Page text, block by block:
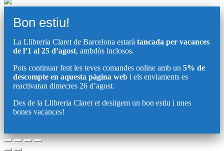
Bon estiu!
La Llibreria Claret de Barcelona estarà tancada per vacances
de l’1 al 25 d’agost, ambdòs inclosos.
Pots continuar fent les teves comandes online amb un 5% de
descompte en aquesta pàgina web i els enviaments es
reactivaran dimecres 26 d’agost.
Des de la Llibreria Claret et desitgem un bon estiu i unes
bones vacances!